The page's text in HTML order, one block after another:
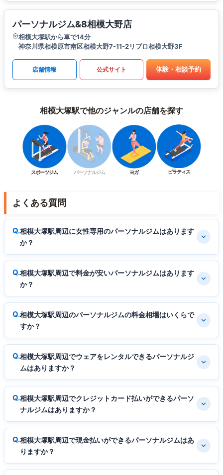
パーソナルジム&8相模大野店
相模大塚駅から車で14分
神奈川県相模原市南区相模大野7-11-2リプロ相模大野3F
店舗情報 公式サイト 体験・相談予約
相模大塚駅で他のジャンルの店舗を探す
スポーツジム パーソナルジム ヨガ ピラティス
よくある質問
相模大塚駅周辺に女性専用のパーソナルジムはあります
か？
相模大塚駅周辺で料金が安いパーソナルジムはあります
か？
相模大塚駅周辺のパーソナルジムの料金相場はいくらで
すか？
相模大塚駅周辺でウェアをレンタルできるパーソナルジ
ムはありますか？
相模大塚駅周辺でクレジットカード払いができるパーソ
ナルジムはありますか？
相模大塚駅周辺で現金払いができるパーソナルジムはあ
りますか？